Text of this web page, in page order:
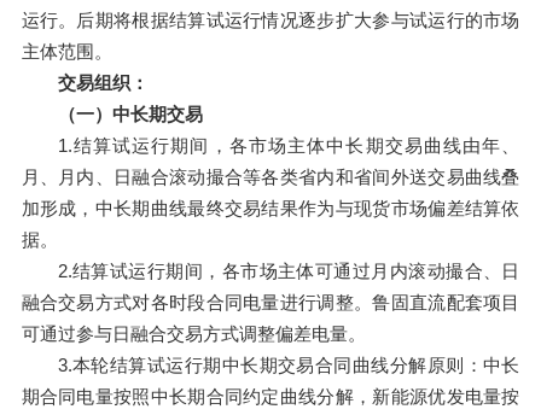
运行。后期将根据结算试运行情况逐步扩大参与试运行的市场
主体范围。
交易组织：
（一）中长期交易
1.结算试运行期间，各市场主体中长期交易曲线由年、
月、月内、日融合滚动撮合等各类省内和省间外送交易曲线叠
加形成，中长期曲线最终交易结果作为与现货市场偏差结算依
据。
2.结算试运行期间，各市场主体可通过月内滚动撮合、日
融合交易方式对各时段合同电量进行调整。鲁固直流配套项目
可通过参与日融合交易方式调整偏差电量。
3.本轮结算试运行期中长期交易合同曲线分解原则：中长
期合同电量按照中长期合同约定曲线分解，新能源优发电量按